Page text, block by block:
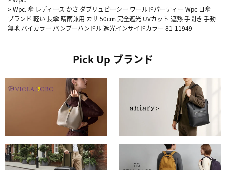
>Wpc. 傘 レディース かさ ダブリュピーシー ワールドパーティー Wpc 日傘
ブランド 軽い 長傘 晴雨兼用 カサ 50cm 完全遮光 UVカット 遮熱 手開き 手動
無地 バイカラー バンブーハンドル 遮光インサイドカラー 81-11949
Pick Up ブランド